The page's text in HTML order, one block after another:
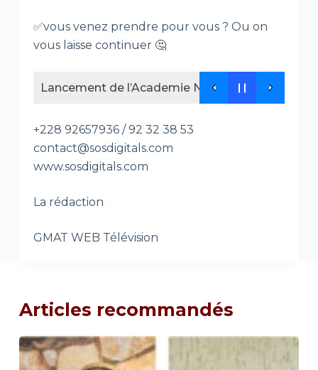
✅vous venez prendre pour vous ? Ou on
vous laisse continuer 🤔
Lancement de l’Academie NEDEL Africa , un
+228 92657936 / 92 32 38 53
contact@sosdigitals.com
www.sosdigitals.com
La rédaction
GMAT WEB Télévision
Articles recommandés